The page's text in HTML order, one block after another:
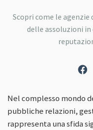
Scopri come le
delle assoluzioni
Nel complesso mondo
pubbliche relazioni,
rappresenta una sfida